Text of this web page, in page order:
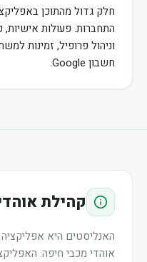
חלק גדול מהתוכן
התחברות. פעולות
וניהול פרופיל, זמינות
חשבון Google.
קהילת
האנליסטים היא
אוהדי מכבי חיפה.